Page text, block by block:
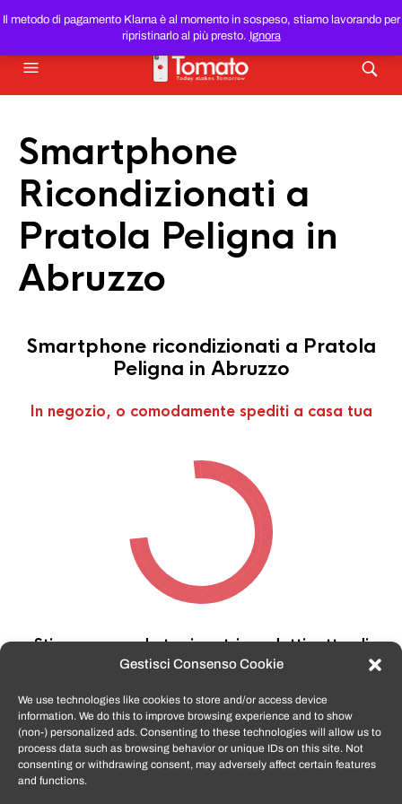
Gestisci Consenso Cookie
We use technologies like cookies to store and/or access device
information. We do this to improve browsing experience and to show
(non-) personalized ads. Consenting to these technologies will allow us to
process data such as browsing behavior or unique IDs on this site. Not
consenting or withdrawing consent, may adversely affect certain features
and functions.
Il metodo di pagamento Klarna è al momento in sospeso, stiamo lavorando per
ripristinarlo al più presto. Ignora
SMARTPHONE E TABLET RICONDIZIONATIAL MIGLIOR
PREZZO DEL WEB!
Smartphone
Ricondizionati a
Pratola Peligna in
Abruzzo
Smartphone ricondizionati a Pratola
Peligna in Abruzzo
In negozio, o comodamente spediti a casa tua
Stiamo cercando tra i nostri prodotti, attendi
qualche secondo…
TomatoSmartphone.itè lo shop n.1 in italia per
smartphone ricondizionati garantiti e certificati
di tutte le marche,APPLE, SAMSUNG, HUAWEI,
ONEPLUS, XIAOMI e tanto altro